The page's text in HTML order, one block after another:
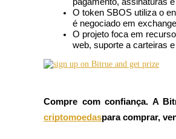
Futuros de USDC
O token SBOS utiliza o
é negociado em
O projeto foca em
web, suporte a carteiras
Compre com confiança. A
criptomoedaspara comprar,